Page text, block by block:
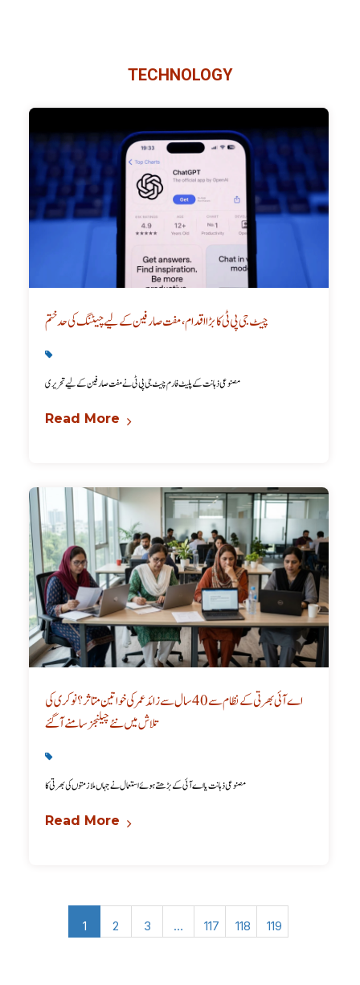
TECHNOLOGY
چیٹ جی پی ٹی کا بڑا اقدام، مفت صارفین کے لیے چیٹنگ کی حد ختم
مصنوعی ذہانت کے پلیٹ فارم چیٹ جی پی ٹی نے مفت صارفین کے لیے تحریری
Read More
اے آئی بھرتی کے نظام سے 40 سال سے زائد عمر کی خواتین متاثر؟ نوکری کی
تلاش میں نئے چیلنجز سامنے آ گئے
مصنوعی ذہانت یا اے آئی کے بڑھتے ہوئے استعمال نے جہاں ملازمتوں کی بھرتی کا
Read More
1 2 3 … 117 118 119